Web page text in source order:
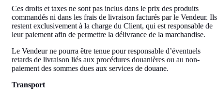
Ces droits et taxes ne sont pas inclus dans le prix des produits
commandés ni dans les frais de livraison facturés par le Vendeur. Ils
restent exclusivement à la charge du Client, qui est responsable de
leur paiement afin de permettre la délivrance de la marchandise.
Le Vendeur ne pourra être tenue pour responsable d’éventuels
retards de livraison liés aux procédures douanières ou au non-
paiement des sommes dues aux services de douane.
Transport